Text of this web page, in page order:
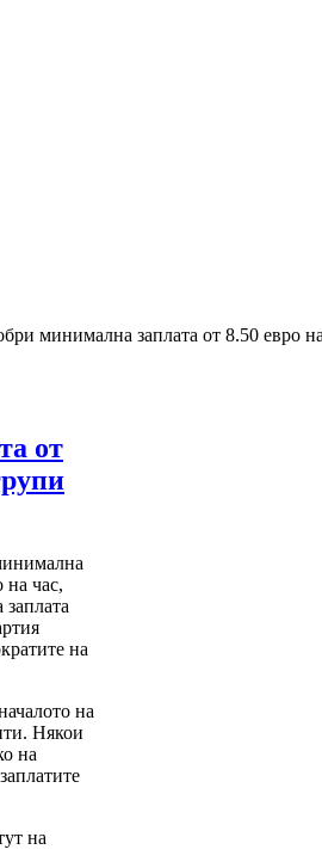
минимална заплата от 8.50 евро
от
на час,
на
на
Някои
на
на